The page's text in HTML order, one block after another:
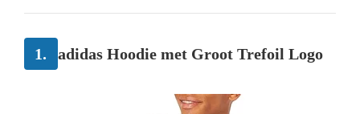
1. adidas Hoodie met Groot Trefoil Logo